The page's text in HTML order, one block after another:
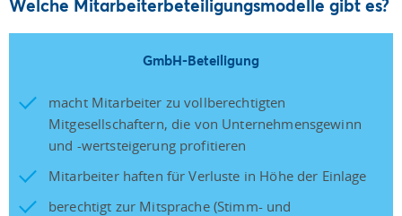
Welche Mitarbeiterbeteiligungsmodelle gibt es?
GmbH-Beteiligung
macht Mitarbeiter zu vollberechtigten
Mitgesellschaftern, die von Unternehmensgewinn
und -wertsteigerung profitieren
Mitarbeiter haften für Verluste in Höhe der Einlage
berechtigt zur Mitsprache (Stimm- und